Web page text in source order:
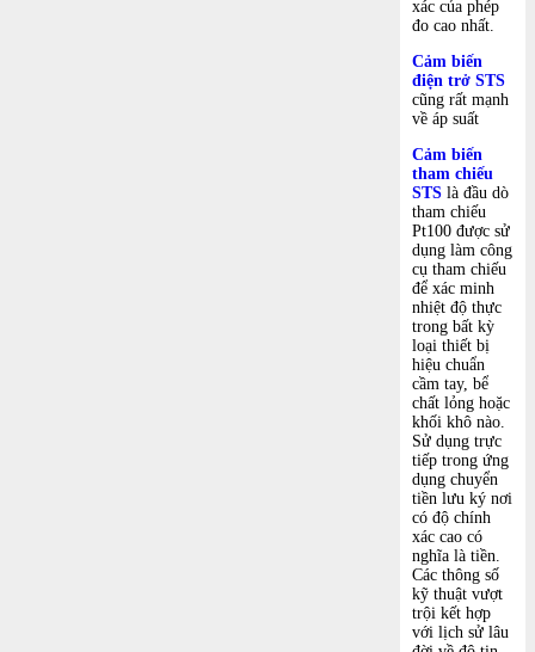
xác của phép
đo cao nhất.
Cảm biến
điện trở STS
cũng rất mạnh
về áp suất
Cảm biến
tham chiếu
STS là đầu dò
tham chiếu
Pt100 được sử
dụng làm công
cụ tham chiếu
để xác minh
nhiệt độ thực
trong bất kỳ
loại thiết bị
hiệu chuẩn
cầm tay, bể
chất lỏng hoặc
khối khô nào.
Sử dụng trực
tiếp trong ứng
dụng chuyển
tiền lưu ký nơi
có độ chính
xác cao có
nghĩa là tiền.
Các thông số
kỹ thuật vượt
trội kết hợp
với lịch sử lâu